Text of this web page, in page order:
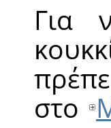
Για
στο